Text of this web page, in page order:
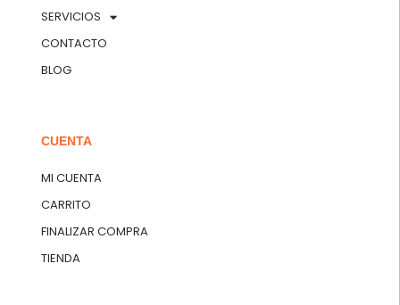
SERVICIOS
CONTACTO
BLOG
CUENTA
MI CUENTA
CARRITO
FINALIZAR COMPRA
TIENDA